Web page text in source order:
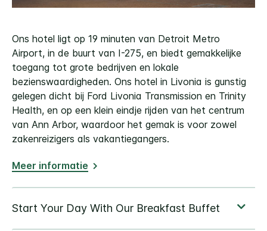
Ons hotel ligt op 19 minuten van Detroit Metro
Airport, in de buurt van I-275, en biedt gemakkelijke
toegang tot grote bedrijven en lokale
bezienswaardigheden. Ons hotel in Livonia is gunstig
gelegen dicht bij Ford Livonia Transmission en Trinity
Health, en op een klein eindje rijden van het centrum
van Ann Arbor, waardoor het gemak is voor zowel
zakenreizigers als vakantiegangers.
Meer informatie